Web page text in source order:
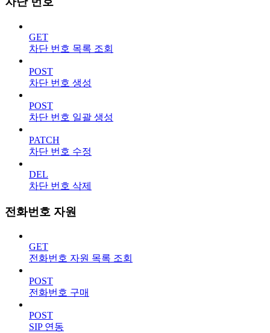
GET
차단 번호 목록 조회
POST
차단 번호 생성
POST
차단 번호 일괄 생성
PATCH
차단 번호 수정
DEL
차단 번호 삭제
전화번호 자원
GET
전화번호 자원 목록 조회
POST
전화번호 구매
POST
SIP 연동